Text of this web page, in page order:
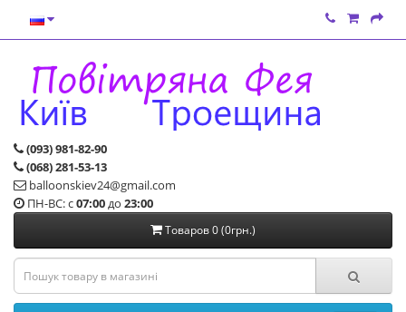
(093) 981-82-90
(068) 281-53-13
balloonskiev24@gmail.com
ПН-ВС: с07:00до 23:00
Товаров 0 (0грн.)